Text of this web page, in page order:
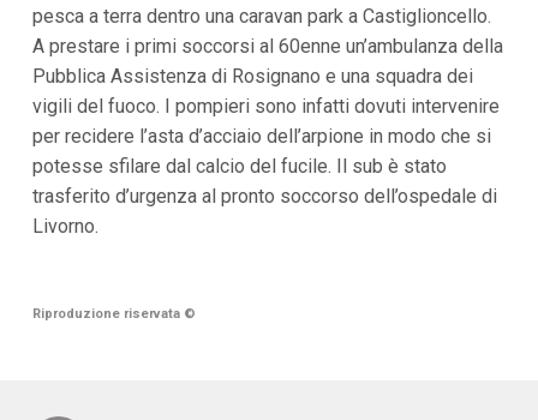
a
i
a
l
M
e
n
ù
P
i
p
pesca a terra dentro una caravan park a Castiglioncello.
A prestare i primi soccorsi al 60enne un’ambulanza della
Pubblica Assistenza di Rosignano e una squadra dei
vigili del fuoco. I pompieri sono infatti dovuti intervenire
per recidere l’asta d’acciaio dell’arpione in modo che si
potesse sfilare dal calcio del fucile. Il sub è stato
trasferito d’urgenza al pronto soccorso dell’ospedale di
Livorno.
Riproduzione riservata ©